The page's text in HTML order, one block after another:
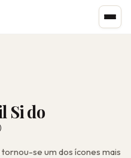
Si do
se um dos ícones mais